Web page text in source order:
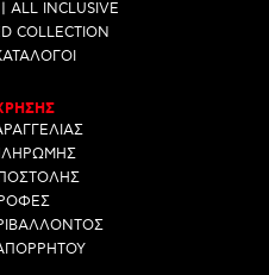
ALL INCLUSIVE
COLLECTION